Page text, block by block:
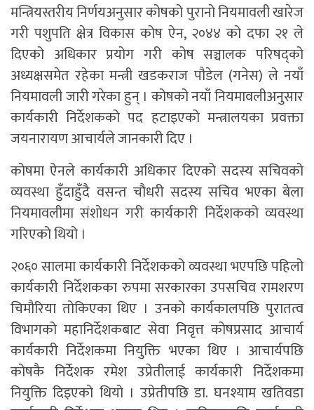
मन्त्रियस्तरीय निर्णयअनुसार कोषको पुरानो नियमावली खारेज
गरी पशुपति क्षेत्र विकास कोष ऐन, २०४४ को दफा २१ ले
दिएको अधिकार प्रयोग गरी कोष सञ्चालक परिषद्को
अध्यक्षसमेत रहेका मन्त्री खडकराज पौडेल (गनेस) ले नयाँ
नियमावली जारी गरेका हुन् । कोषको नयाँ नियमावलीअनुसार
कार्यकारी निर्देशकको पद हटाइएको मन्त्रालयका प्रवक्ता
जयनारायण आचार्यले जानकारी दिए ।
कोषमा ऐनले कार्यकारी अधिकार दिएको सदस्य सचिवको
व्यवस्था हुँदाहुँदै वसन्त चौधरी सदस्य सचिव भएका बेला
नियमावलीमा संशोधन गरी कार्यकारी निर्देशकको व्यवस्था
गरिएको थियो ।
२०६० सालमा कार्यकारी निर्देशकको व्यवस्था भएपछि पहिलो
कार्यकारी निर्देशकका रुपमा सरकारका उपसचिव रामशरण
चिमौरिया तोकिएका थिए । उनको कार्यकालपछि पुरातत्व
विभागको महानिर्देशकबाट सेवा निवृत्त कोषप्रसाद आचार्य
कार्यकारी निर्देशकमा नियुक्ति भएका थिए । आचार्यपछि
कोषकै निर्देशक रमेश उप्रेतीलाई कार्यकारी निर्देशकमा
नियुक्ति दिइएको थियो । उप्रेतीपछि डा. घनश्याम खतिवडा